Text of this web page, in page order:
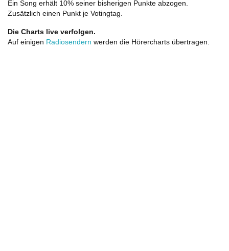
Ein Song erhält 10% seiner bisherigen Punkte abzogen.
Zusätzlich einen Punkt je Votingtag.
Die Charts live verfolgen.
Auf einigen Radiosendern werden die Hörercharts übertragen.